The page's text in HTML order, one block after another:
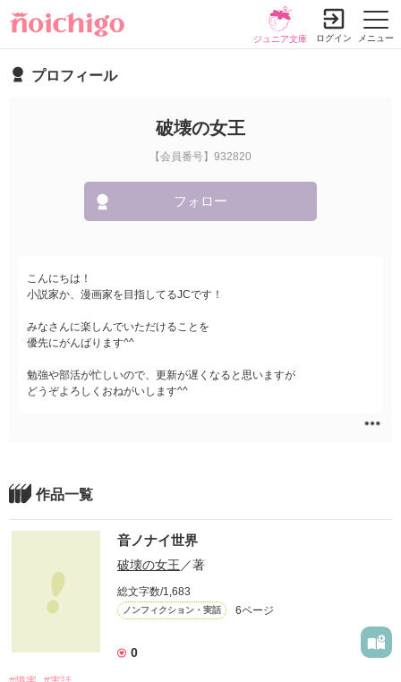
メニュー
ジュニア文庫 ログイン
プロフィール
破壊の女王
【会員番号】932820
フォロー
こんにちは！
小説家か、漫画家を目指してるJCです！
みなさんに楽しんでいただけることを
優先にがんばります^^
勉強や部活が忙しいので、更新が遅くなると思いますが
どうぞよろしくおねがいします^^
作品一覧
音ノナイ世界
破壊の女王 ／著
総文字数/1,683
ノンフィクション・実話 6ページ
0